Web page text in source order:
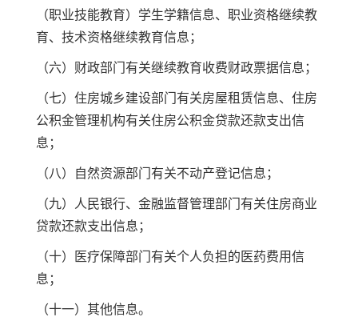
（职业技能教育）学生学籍信息、职业资格继续教
育、技术资格继续教育信息；
（六）财政部门有关继续教育收费财政票据信息；
（七）住房城乡建设部门有关房屋租赁信息、住房
公积金管理机构有关住房公积金贷款还款支出信
息；
（八）自然资源部门有关不动产登记信息；
（九）人民银行、金融监督管理部门有关住房商业
贷款还款支出信息；
（十）医疗保障部门有关个人负担的医药费用信
息；
（十一）其他信息。